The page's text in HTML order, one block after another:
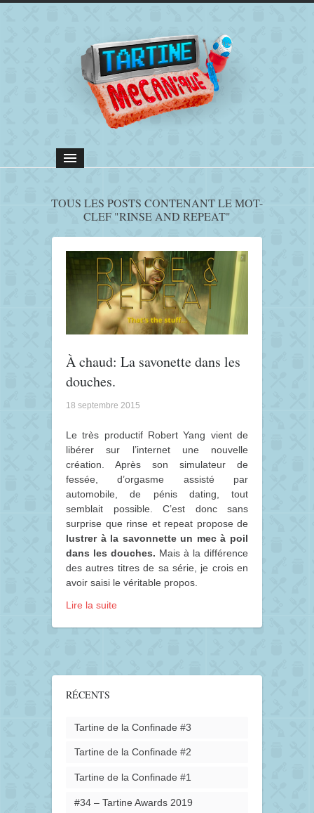
TOUS LES POSTS CONTENANT LE MOT-
CLEF "RINSE AND REPEAT"
À chaud: La savonette dans les
douches.
18 septembre 2015
Le très productif Robert Yang vient de
libérer sur l’internet une nouvelle
création. Après son simulateur de
fessée, d’orgasme assisté par
automobile, de pénis dating, tout
semblait possible. C’est donc sans
surprise que rinse et repeat propose de
lustrer à la savonnette un mec à poil
dans les douches. Mais à la différence
des autres titres de sa série, je crois en
avoir saisi le véritable propos.
Lire la suite
RÉCENTS
Tartine de la Confinade #3
Tartine de la Confinade #2
Tartine de la Confinade #1
#34 – Tartine Awards 2019